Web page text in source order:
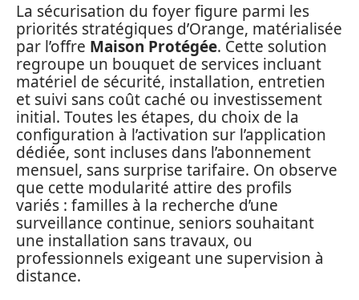
La sécurisation du foyer figure parmi les
priorités stratégiques d’Orange, matérialisée
par l’offre Maison Protégée. Cette solution
regroupe un bouquet de services incluant
matériel de sécurité, installation, entretien
et suivi sans coût caché ou investissement
initial. Toutes les étapes, du choix de la
configuration à l’activation sur l’application
dédiée, sont incluses dans l’abonnement
mensuel, sans surprise tarifaire. On observe
que cette modularité attire des profils
variés : familles à la recherche d’une
surveillance continue, seniors souhaitant
une installation sans travaux, ou
professionnels exigeant une supervision à
distance.